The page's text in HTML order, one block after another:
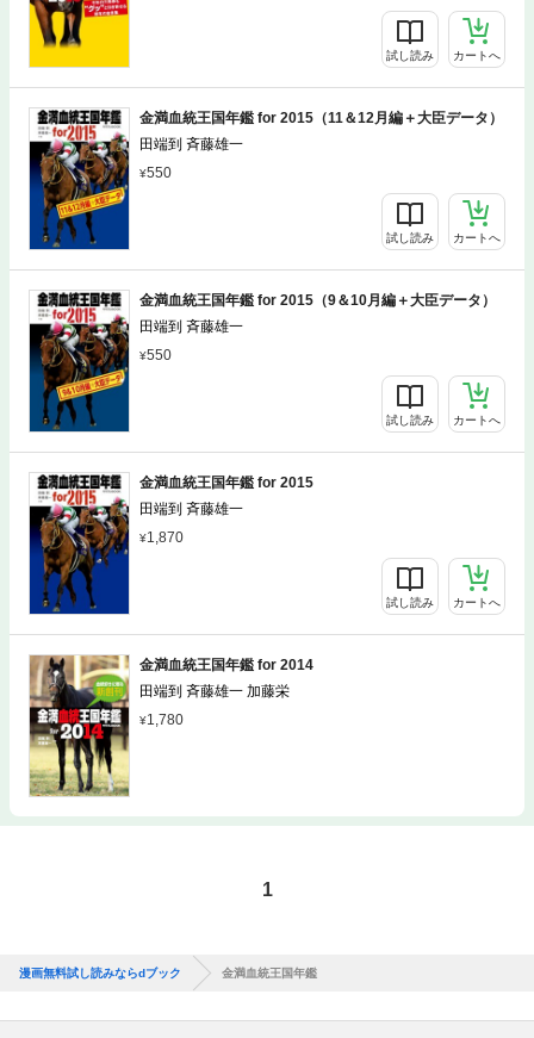
試し読み カートへ
金満血統王国年鑑 for 2015（11＆12月編＋大臣データ）
田端到 斉藤雄一
550
試し読み カートへ
金満血統王国年鑑 for 2015（9＆10月編＋大臣データ）
田端到 斉藤雄一
550
試し読み カートへ
金満血統王国年鑑 for 2015
田端到 斉藤雄一
1,870
試し読み カートへ
金満血統王国年鑑 for 2014
田端到 斉藤雄一 加藤栄
1,780
1
漫画無料試し読みならdブック 金満血統王国年鑑